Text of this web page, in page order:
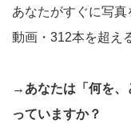
あなたがすぐに写
動画・312本を超え
→あなたは「何を、
っていますか？